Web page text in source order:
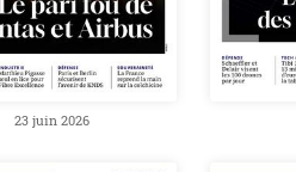
23 juin 2026